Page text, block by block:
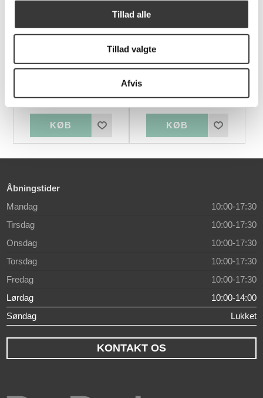
Tillad alle
Tillad valgte
Afvis
Mistral reol
3.076,00 DKK
Skovby SM27
22.874,00 DKK
Åbningstider
Mandag
10:00-17:30
Tirsdag
10:00-17:30
Onsdag
10:00-17:30
Torsdag
10:00-17:30
Fredag
10:00-17:30
Lørdag
10:00-14:00
Søndag
Lukket
KONTAKT OS